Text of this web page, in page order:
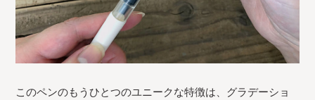
このペンのもうひとつのユニークな特徴は、グラデーショ